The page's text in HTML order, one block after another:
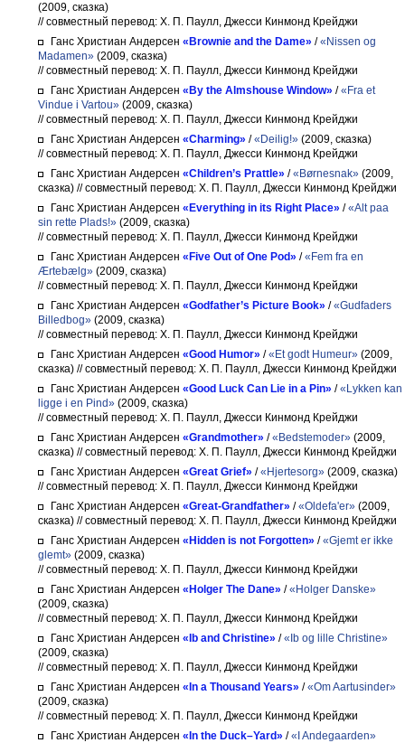
(2009, сказка)
// совместный перевод: Х. П. Паулл, Джесси Кинмонд Крейджи
Ганс Христиан Андерсен «Brownie and the Dame» /«Nissen og
Madamen» (2009, сказка)
// совместный перевод: Х. П. Паулл, Джесси Кинмонд Крейджи
Ганс Христиан Андерсен «By the Almshouse Window» /«Fra et
Vindue i Vartou» (2009, сказка)
// совместный перевод: Х. П. Паулл, Джесси Кинмонд Крейджи
Ганс Христиан Андерсен «Charming» /«Deilig!» (2009, сказка)
// совместный перевод: Х. П. Паулл, Джесси Кинмонд Крейджи
Ганс Христиан Андерсен «Children’s Prattle» /«Børnesnak» (2009,
сказка) // совместный перевод: Х. П. Паулл, Джесси Кинмонд Крейджи
Ганс Христиан Андерсен «Everything in its Right Place» /«Alt paa
sin rette Plads!» (2009, сказка)
// совместный перевод: Х. П. Паулл, Джесси Кинмонд Крейджи
Ганс Христиан Андерсен «Five Out of One Pod» /«Fem fra en
Ærtebælg» (2009, сказка)
// совместный перевод: Х. П. Паулл, Джесси Кинмонд Крейджи
Ганс Христиан Андерсен «Godfather’s Picture Book» /«Gudfaders
Billedbog» (2009, сказка)
// совместный перевод: Х. П. Паулл, Джесси Кинмонд Крейджи
Ганс Христиан Андерсен «Good Humor» /«Et godt Humeur» (2009,
сказка) // совместный перевод: Х. П. Паулл, Джесси Кинмонд Крейджи
Ганс Христиан Андерсен «Good Luck Can Lie in a Pin» /«Lykken kan
ligge i en Pind» (2009, сказка)
// совместный перевод: Х. П. Паулл, Джесси Кинмонд Крейджи
Ганс Христиан Андерсен «Grandmother» /«Bedstemoder» (2009,
сказка) // совместный перевод: Х. П. Паулл, Джесси Кинмонд Крейджи
Ганс Христиан Андерсен «Great Grief» /«Hjertesorg» (2009, сказка)
// совместный перевод: Х. П. Паулл, Джесси Кинмонд Крейджи
Ганс Христиан Андерсен «Great-Grandfather» /«Oldefa'er» (2009,
сказка) // совместный перевод: Х. П. Паулл, Джесси Кинмонд Крейджи
Ганс Христиан Андерсен «Hidden is not Forgotten» /«Gjemt er ikke
glemt» (2009, сказка)
// совместный перевод: Х. П. Паулл, Джесси Кинмонд Крейджи
Ганс Христиан Андерсен «Holger The Dane» /«Holger Danske»
(2009, сказка)
// совместный перевод: Х. П. Паулл, Джесси Кинмонд Крейджи
Ганс Христиан Андерсен «Ib and Christine» /«Ib og lille Christine»
(2009, сказка)
// совместный перевод: Х. П. Паулл, Джесси Кинмонд Крейджи
Ганс Христиан Андерсен «In a Thousand Years» /«Om Aartusinder»
(2009, сказка)
// совместный перевод: Х. П. Паулл, Джесси Кинмонд Крейджи
Ганс Христиан Андерсен «In the Duck–Yard» /«I Andegaarden»